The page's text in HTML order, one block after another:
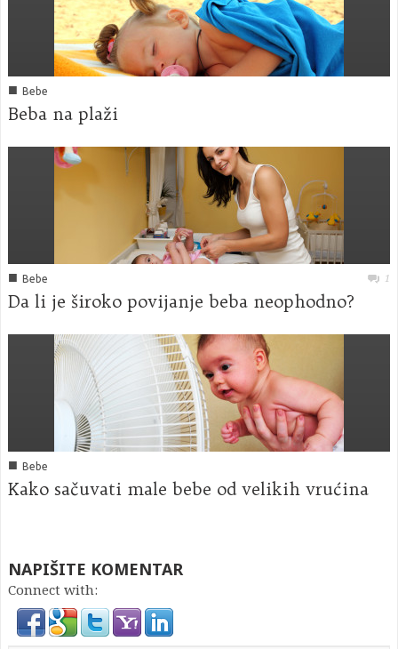
■ Bebe
Beba na plaži
■ Bebe 1
Da li je široko povijanje beba neophodno?
■ Bebe
Kako sačuvati male bebe od velikih vrućina
NAPIŠITE KOMENTAR
Connect with: